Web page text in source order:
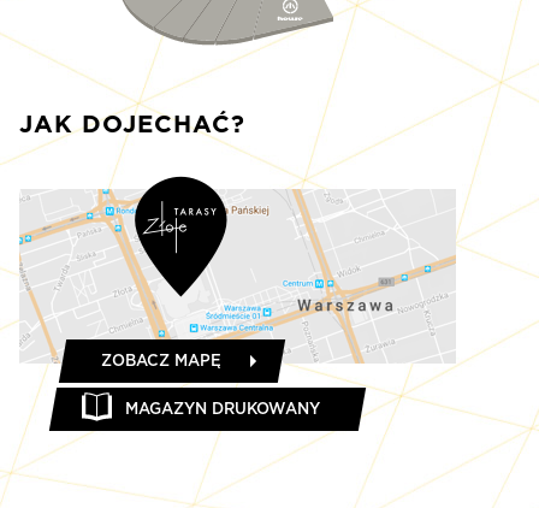
JAK DOJECHAĆ?
ZOBACZ MAPĘ
MAGAZYN DRUKOWANY